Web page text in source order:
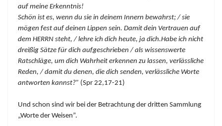
auf meine Erkenntnis!
Schön ist es, wenn du sie in deinem Innern bewahrst; / sie
mögen fest auf deinen Lippen sein. Damit dein Vertrauen auf
dem HERRN steht, / lehre ich dich heute, ja dich.Habe ich nicht
dreißig Sätze für dich aufgeschrieben / als wissenswerte
Ratschläge, um dich Wahrheit erkennen zu lassen, verlässliche
Reden, / damit du denen, die dich senden, verlässliche Worte
antworten kannst?” (Spr 22,17-21)
Und schon sind wir bei der Betrachtung der dritten Sammlung
„Worte der Weisen”.